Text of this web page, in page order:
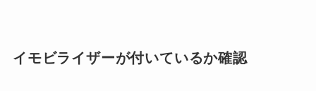
イモビライザーが付いているか確認